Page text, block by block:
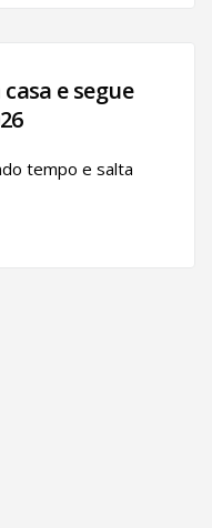
e segue
tempo e salta